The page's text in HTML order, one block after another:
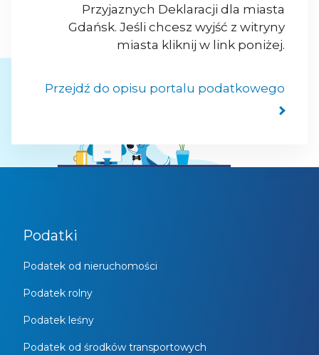
Przyjaznych Deklaracji dla miasta
Gdańsk. Jeśli chcesz wyjść z witryny
miasta kliknij w link poniżej.
Przejdź do opisu portalu podatkowego
Podatki
Podatek od nieruchomości
Podatek rolny
Podatek leśny
Podatek od środków transportowych